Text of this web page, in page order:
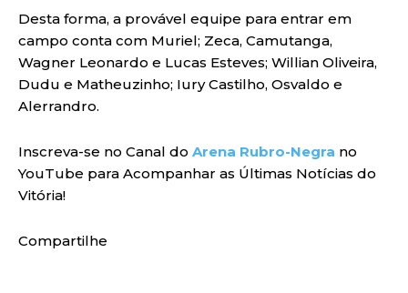
Desta forma, a provável equipe para entrar em
campo conta com Muriel; Zeca, Camutanga,
Wagner Leonardo e Lucas Esteves; Willian Oliveira,
Dudu e Matheuzinho; Iury Castilho, Osvaldo e
Alerrandro.
Inscreva-se no Canal do Arena Rubro-Negra no
YouTube para Acompanhar as Últimas Notícias do
Vitória!
Compartilhe